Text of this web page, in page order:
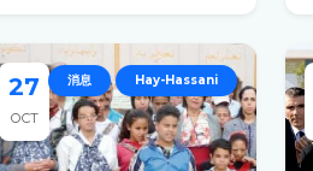
27
OCT
消息 Hay-Hassani